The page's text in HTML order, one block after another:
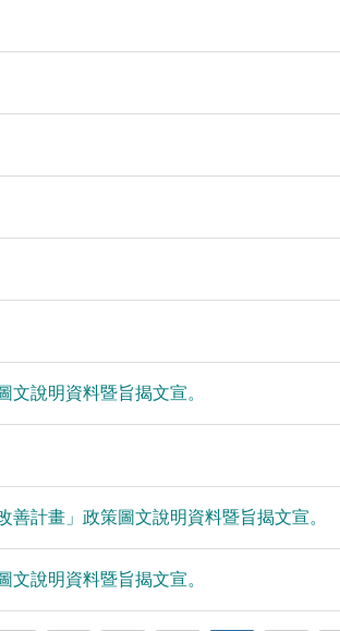
文說明資料暨旨揭文宣。
善計畫」政策圖文說明資料暨旨揭文宣。
文說明資料暨旨揭文宣。